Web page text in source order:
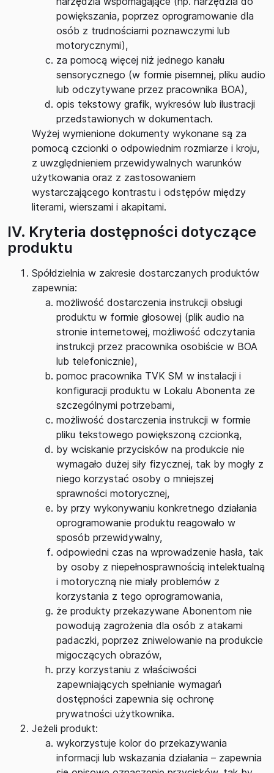
powiększania, poprzez oprogramowanie dla
osób z trudnościami poznawczymi lub
motorycznymi),
za pomocą więcej niż jednego kanału
sensorycznego (w formie pisemnej, pliku audio
lub odczytywane przez pracownika BOA),
opis tekstowy grafik, wykresów lub ilustracji
przedstawionych w dokumentach.
Wyżej wymienione dokumenty wykonane są za
pomocą czcionki o odpowiednim rozmiarze i kroju,
z uwzględnieniem przewidywalnych warunków
użytkowania oraz z zastosowaniem
wystarczającego kontrastu i odstępów między
literami, wierszami i akapitami.
IV. Kryteria dostępności dotyczące
produktu
Spółdzielnia w zakresie dostarczanych produktów
zapewnia:
możliwość dostarczenia instrukcji obsługi
produktu w formie głosowej (plik audio na
stronie internetowej, możliwość odczytania
instrukcji przez pracownika osobiście w BOA
lub telefonicznie),
pomoc pracownika TVK SM w instalacji i
konfiguracji produktu w Lokalu Abonenta ze
szczególnymi potrzebami,
możliwość dostarczenia instrukcji w formie
pliku tekstowego powiększoną czcionką,
by wciskanie przycisków na produkcie nie
wymagało dużej siły fizycznej, tak by mogły z
niego korzystać osoby o mniejszej
sprawności motorycznej,
by przy wykonywaniu konkretnego działania
oprogramowanie produktu reagowało w
sposób przewidywalny,
odpowiedni czas na wprowadzenie hasła, tak
by osoby z niepełnosprawnością intelektualną
i motoryczną nie miały problemów z
korzystania z tego oprogramowania,
że produkty przekazywane Abonentom nie
powodują zagrożenia dla osób z atakami
padaczki, poprzez zniwelowanie na produkcie
migoczących obrazów,
przy korzystaniu z właściwości
zapewniających spełnianie wymagań
dostępności zapewnia się ochronę
prywatności użytkownika.
Jeżeli produkt:
wykorzystuje kolor do przekazywania
informacji lub wskazania działania – zapewnia